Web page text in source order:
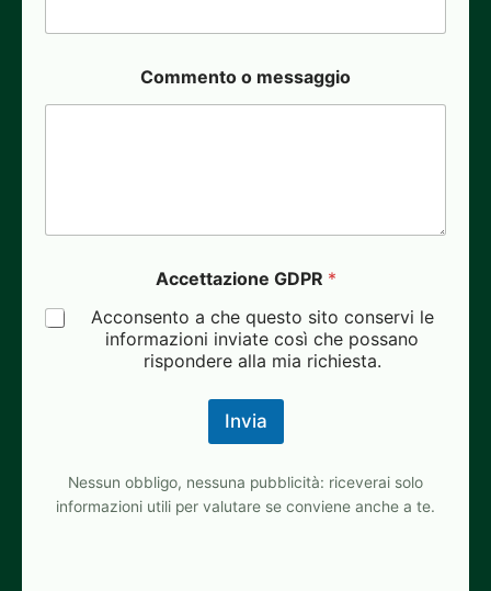
Commento o messaggio
Accettazione GDPR *
Acconsento a che questo sito conservi le
informazioni inviate così che possano
rispondere alla mia richiesta.
Invia
Nessun obbligo, nessuna pubblicità: riceverai solo
informazioni utili per valutare se conviene anche a te.